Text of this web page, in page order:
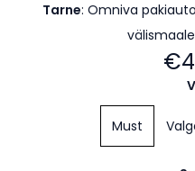
Tarne: Omniva
Must